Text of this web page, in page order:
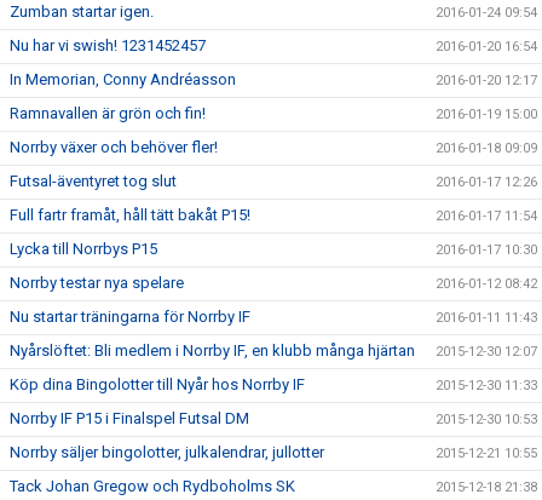
Zumban startar igen. 2016-01-24 09:54
Nu har vi swish! 1231452457 2016-01-20 16:54
In Memorian, Conny Andréasson 2016-01-20 12:17
Ramnavallen är grön och fin! 2016-01-19 15:00
Norrby växer och behöver fler! 2016-01-18 09:09
Futsal-äventyret tog slut 2016-01-17 12:26
Full fartr framåt, håll tätt bakåt P15! 2016-01-17 11:54
Lycka till Norrbys P15 2016-01-17 10:30
Norrby testar nya spelare 2016-01-12 08:42
Nu startar träningarna för Norrby IF 2016-01-11 11:43
Nyårslöftet: Bli medlem i Norrby IF, en klubb många hjärtan 2015-12-30 12:07
Köp dina Bingolotter till Nyår hos Norrby IF 2015-12-30 11:33
Norrby IF P15 i Finalspel Futsal DM 2015-12-30 10:53
Norrby säljer bingolotter, julkalendrar, jullotter 2015-12-21 10:55
Tack Johan Gregow och Rydboholms SK 2015-12-18 21:38